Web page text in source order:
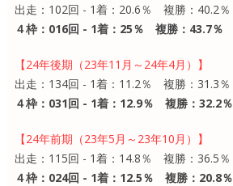
出走：102回 - 1着：20.6％ 複勝：40.2％
４枠：016回 - 1着：25％ 複勝：43.7％
【24年後期（23年11月～24年4月）】
出走：134回 - 1着：11.2％ 複勝：31.3％
４枠：031回 - 1着：12.9％ 複勝：32.2％
【24年前期（23年5月～23年10月）】
出走：115回 - 1着：14.8％ 複勝：36.5％
４枠：024回 - 1着：12.5％ 複勝：20.8％